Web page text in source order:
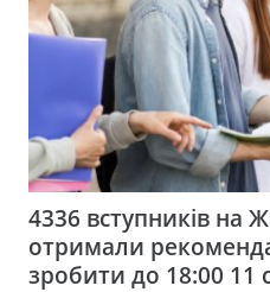
4336 вступників на
отримали
зробити до 18:00 11